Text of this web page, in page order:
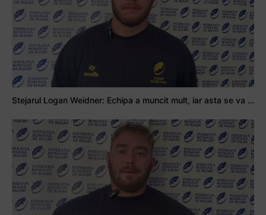
Stejarul Logan Weidner: Echipa a muncit mult, iar asta se va vedea în meciurile de la Nations Cup